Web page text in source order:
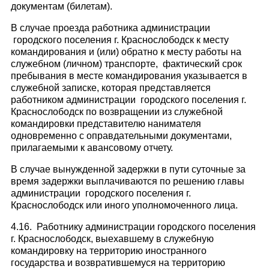
документам (билетам).
В случае проезда работника администрации
городского поселения г. Краснослободск к месту
командирования и (или) обратно к месту работы на
служебном (личном) транспорте, фактический срок
пребывания в месте командирования указывается в
служебной записке, которая представляется
работником администрации городского поселения г.
Краснослободск по возвращении из служебной
командировки представителю нанимателя
одновременно с оправдательными документами,
прилагаемыми к авансовому отчету.
В случае вынужденной задержки в пути суточные за
время задержки выплачиваются по решению главы
администрации городского поселения г.
Краснослободск или иного уполномоченного лица.
4.16. Работнику администрации городского поселения
г. Краснослободск, выехавшему в служебную
командировку на территорию иностранного
государства и возвратившемуся на территорию